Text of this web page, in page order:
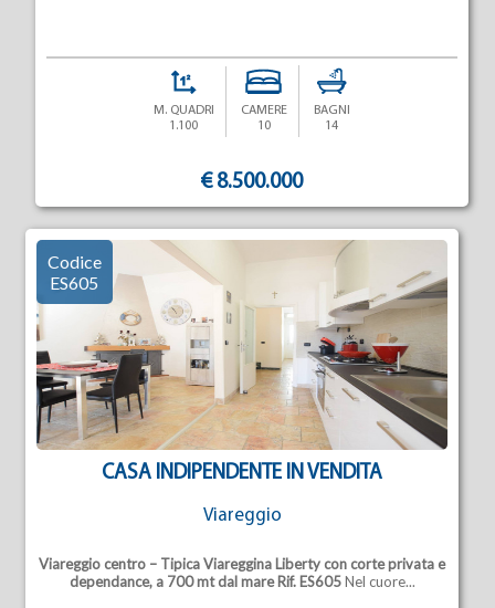
M. QUADRI
1.100
CAMERE
10
BAGNI
14
€ 8.500.000
CASA INDIPENDENTE IN VENDITA
Viareggio
Codice
ES605
Viareggio centro – Tipica Viareggina Liberty con corte privata e
dependance, a 700 mt dal mare Rif. ES605Nel cuore...